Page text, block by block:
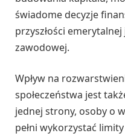
świadome decyzje
przyszłości
zawodowej.
Wpływ na
społeczeństwa jest
jednej strony, osoby o
pełni wykorzystać